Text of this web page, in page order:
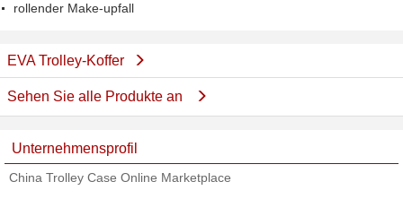
rollender Make-upfall
EVA Trolley-Koffer
Sehen Sie alle Produkte an
Unternehmensprofil
China Trolley Case Online Marketplace